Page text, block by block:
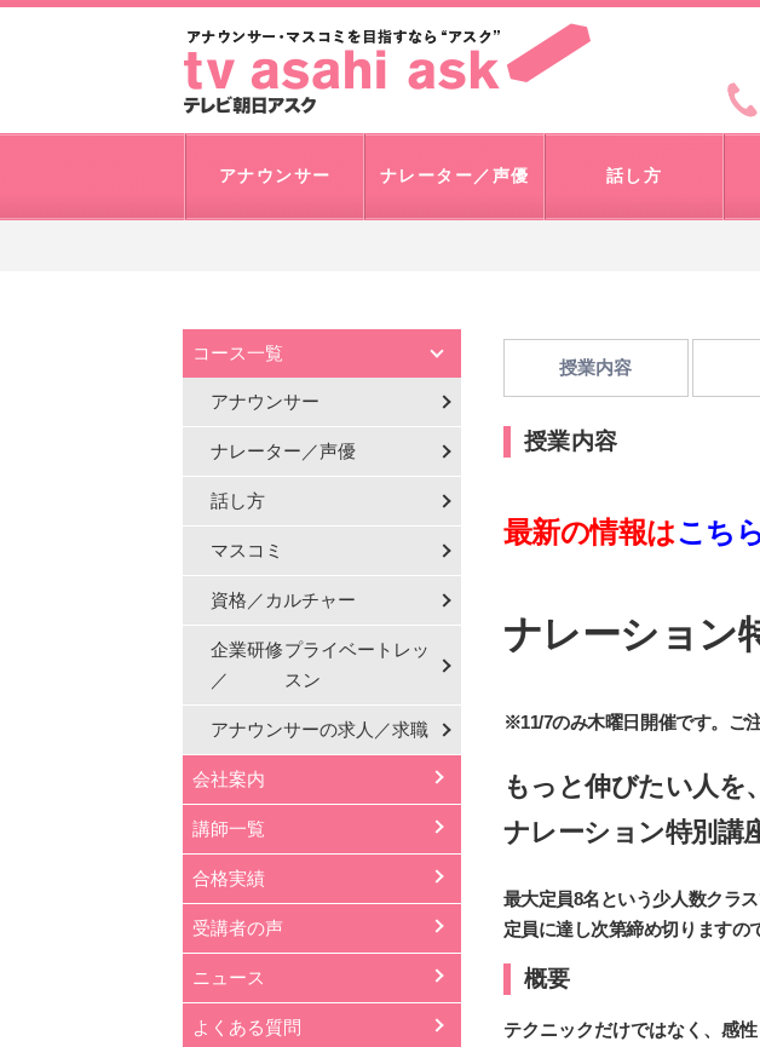
「アナウンサー・
アナウンサー ナレーター／声優 話し方
コース一覧
アナウンサー
ナレーター／声優
話し方
マスコミ
資格／カルチャー
企業研修
／
プライベートレッ
スン
アナウンサーの求人／求職
会社案内
講師一覧
合格実績
受講者の声
ニュース
よくある質問
授業内容
授業内容
最新の情報はこち
ナレーション
※11/7のみ木曜日開催です。ご
もっと伸びたい人を
ナレーション特別講
最大定員8名という少人数クラス
定員に達し次第締め切りますの
概要
テクニックだけではなく、感性